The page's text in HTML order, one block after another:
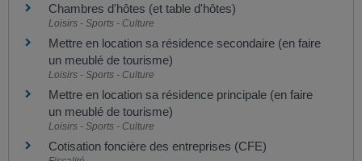
Chambres d'hôtes (et table d'hôtes)
Loisirs - Sports - Culture
Mettre en location sa résidence secondaire (en faire
un meublé de tourisme)
Loisirs - Sports - Culture
Mettre en location sa résidence principale (en faire
un meublé de tourisme)
Loisirs - Sports - Culture
Cotisation foncière des entreprises (CFE)